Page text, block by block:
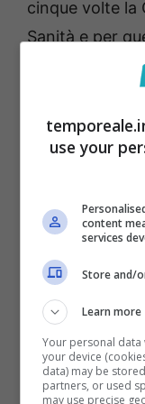
cinque volte la
Sanità e per
abbiamo
progetti
ho ricevuto i
straordinaria
Sabrina
confronto
territorio al
comune
cittadini”.
“I nuovi
realizzare con
use your
content
services
Store and/
Learn more
Your personal
your device
data) may be
partners, or used
may use precise